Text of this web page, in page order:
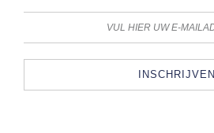
INSCHRIJVEN